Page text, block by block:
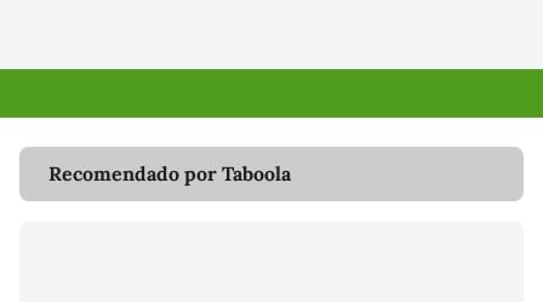
Recomendado por Taboola